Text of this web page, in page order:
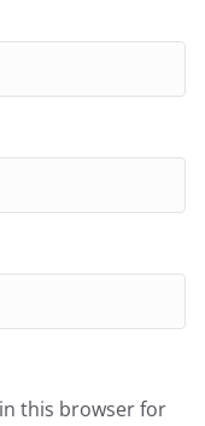
this browser for